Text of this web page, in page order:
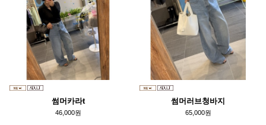
썸머카라t
46,000원
썸머러브청바지
65,000원